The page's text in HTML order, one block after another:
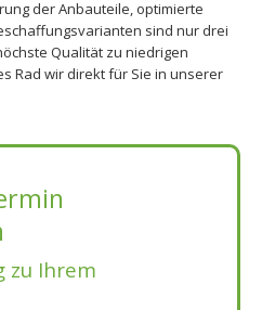
der Anbauteile, optimierte
sind nur drei
Qualität zu niedrigen
Rad wir direkt für Sie in unserer
zu Ihrem